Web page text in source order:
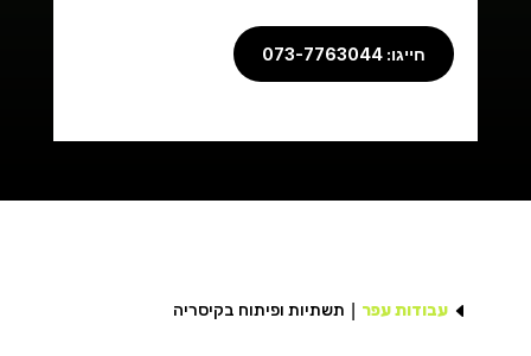
חייגו: 073-7763044
D עבודות עפר תשתיות ופיתוח בקיסריה